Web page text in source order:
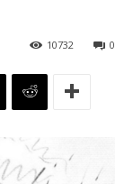
0
10732